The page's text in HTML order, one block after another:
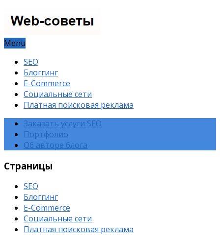
Menu
SEO
Блоггинг
E-Commerce
Социальные сети
Платная поисковая реклама
Заказать услуги SEO
Портфолио
Об авторе блога
Страницы
SEO
Блоггинг
E-Commerce
Социальные сети
Платная поисковая реклама